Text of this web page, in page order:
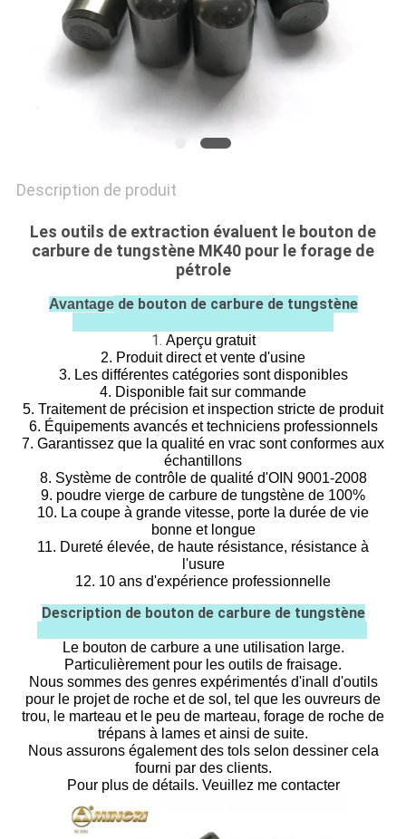
PRIVACY
POLICY
Description de produit
Les outils de extraction évaluent le bouton de
carbure de tungstène MK40 pour le forage de
pétrole
Avantagede bouton de carbure de tungstène
1. Aperçu gratuit
2. Produit direct et vente d'usine
3. Les différentes catégories sont disponibles
4. Disponible fait sur commande
5. Traitement de précision et inspection stricte de produit
6. Équipements avancés et techniciens professionnels
7. Garantissez que la qualité en vrac sont conformes aux
échantillons
8. Système de contrôle de qualité d'OIN 9001-2008
9. poudre vierge de carbure de tungstène de 100%
10. La coupe à grande vitesse, porte la durée de vie
bonne et longue
11. Dureté élevée, de haute résistance, résistance à
l'usure
12. 10 ans d'expérience professionnelle
Description de bouton de carbure de tungstène
Le bouton de carbure a une utilisation large.
Particulièrement pour les outils de fraisage.
Nous sommes des genres expérimentés d'inall d'outils
pour le projet de roche et de sol, tel que les ouvreurs de
trou, le marteau et le peu de marteau, forage de roche de
trépans à lames et ainsi de suite.
Nous assurons également des tols selon dessiner cela
fourni par des clients.
Pour plus de détails. Veuillez me contacter